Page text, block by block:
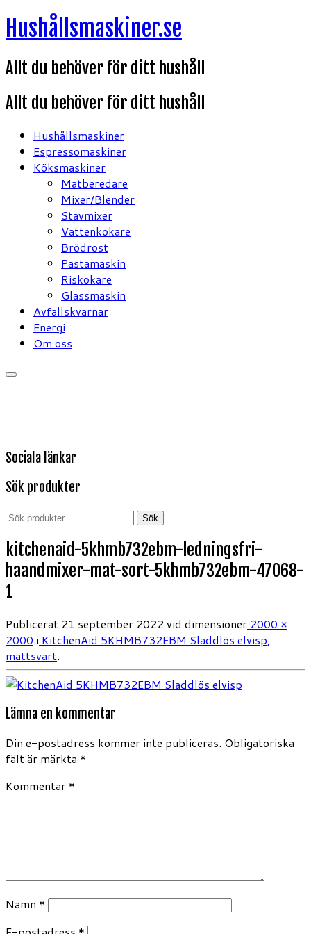
Hoppa
till
Hushållsmaskiner.se
Allt du behöver för ditt hushåll
Allt du behöver för ditt hushåll
Hushållsmaskiner
Espressomaskiner
Köksmaskiner
Matberedare
Mixer/Blender
Stavmixer
Vattenkokare
Brödrost
Pastamaskin
Riskokare
Glassmaskin
Avfallskvarnar
Energi
Om oss
Sociala länkar
Sök produkter
Sök
Sök
kitchenaid-5khmb732ebm-ledningsfri-
haandmixer-mat-sort-5khmb732ebm-47068-
1
Publicerat 21 september 2022 vid dimensioner 2000 ×
2000 i KitchenAid 5KHMB732EBM Sladdlös elvisp,
mattsvart.
Lämna en kommentar
Din e-postadress kommer inte publiceras. Obligatoriska
fält är märkta *
Kommentar *
Namn *